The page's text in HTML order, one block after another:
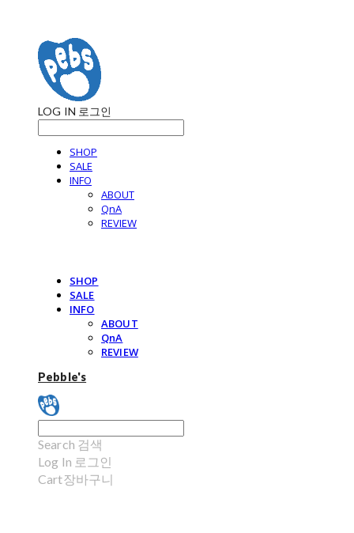
LOG IN 로그인
SHOP
SALE
INFO
ABOUT
QnA
REVIEW
SHOP
SALE
INFO
ABOUT
QnA
REVIEW
Pebble's
Search 검색
Log In 로그인
Cart장바구니